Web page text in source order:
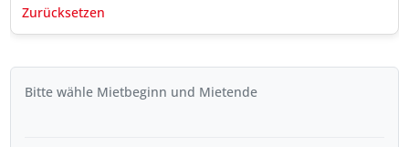
Zurücksetzen
Bitte wähle Mietbeginn und Mietende